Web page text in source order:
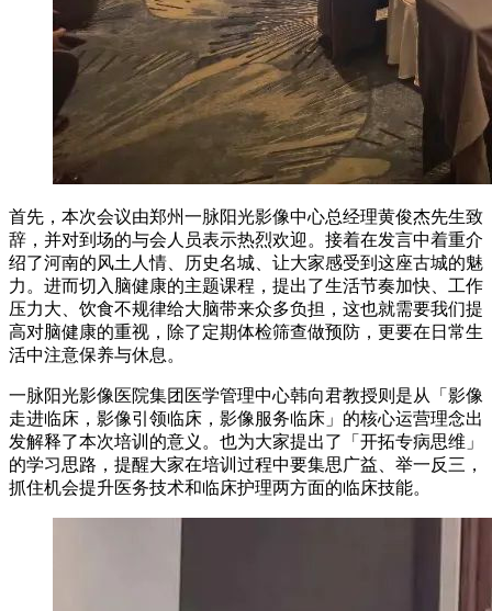
首先，本次会议由郑州一脉阳光影像中心总经理黄俊杰先生致
辞，并对到场的与会人员表示热烈欢迎。接着在发言中着重介
绍了河南的风土人情、历史名城、让大家感受到这座古城的魅
力。进而切入脑健康的主题课程，提出了生活节奏加快、工作
压力大、饮食不规律给大脑带来众多负担，这也就需要我们提
高对脑健康的重视，除了定期体检筛查做预防，更要在日常生
活中注意保养与休息。
一脉阳光影像医院集团医学管理中心韩向君教授则是从「影像
走进临床，影像引领临床，影像服务临床」的核心运营理念出
发解释了本次培训的意义。也为大家提出了「开拓专病思维」
的学习思路，提醒大家在培训过程中要集思广益、举一反三，
抓住机会提升医务技术和临床护理两方面的临床技能。